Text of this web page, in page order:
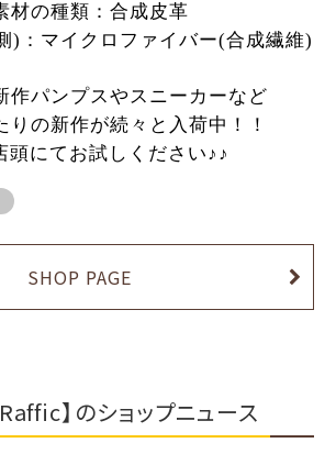
材の種類：合成皮革
)：マイクロファイバー(合成繊維)
作パンプスやスニーカーなど
りの新作が続々と入荷中！！
頭にてお試しください♪♪
SHOP PAGE
】のショップニュース